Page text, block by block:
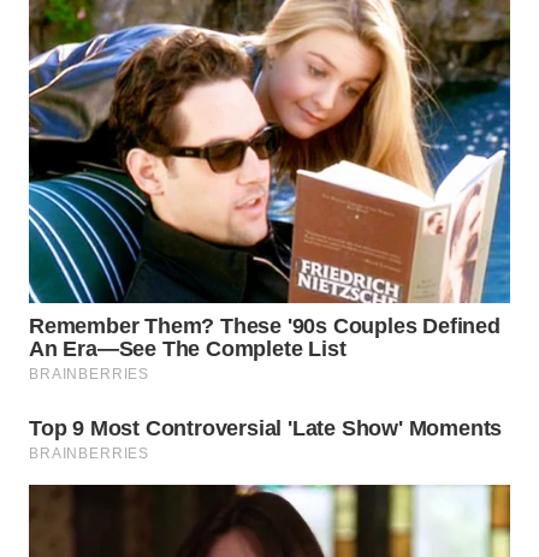
NIAS
WN
LANGKAT
WN
TAPANULI
SELATAN
WN
TANJUNG
LESUNG
KARO